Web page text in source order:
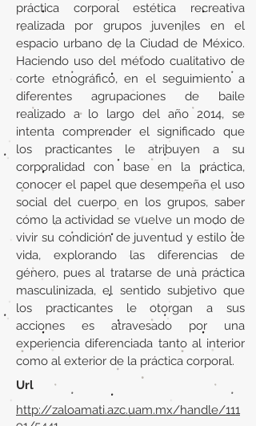
práctica corporal estética recreativa
realizada por grupos juveniles en el
espacio urbano de la Ciudad de México.
Haciendo uso del método cualitativo de
corte etnográfico, en el seguimiento a
diferentes agrupaciones de baile
realizado a lo largo del año 2014, se
intenta comprender el significado que
los practicantes le atribuyen a su
corporalidad con base en la práctica,
conocer el papel que desempeña el uso
social del cuerpo en los grupos, saber
cómo la actividad se vuelve un modo de
vivir su condición de juventud y estilo de
vida, explorando las diferencias de
género, pues al tratarse de una práctica
masculinizada, el sentido subjetivo que
los practicantes le otorgan a sus
acciones es atravesado por una
experiencia diferenciada tanto al interior
como al exterior de la práctica corporal.
Url
http://zaloamati.azc.uam.mx/handle/111